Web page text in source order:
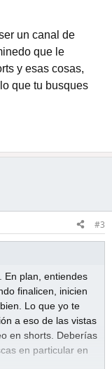
un canal de
que le
y esas cosas,
que tu busques
#3
En plan, entiendes
finalicen, inicien
Lo que yo te
a eso de las vistas
en shorts. Deberías
en particular en